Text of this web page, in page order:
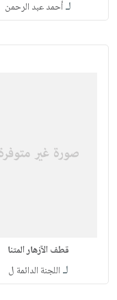
لـأحمد عبد الرحمن
قطف الآزهار المتنا
لـ اللجنة الدائمة ل